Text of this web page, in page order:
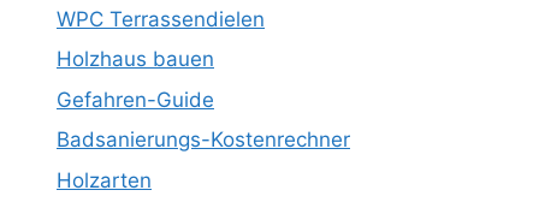
WPC Terrassendielen
Holzhaus bauen
Gefahren-Guide
Badsanierungs-Kostenrechner
Holzarten